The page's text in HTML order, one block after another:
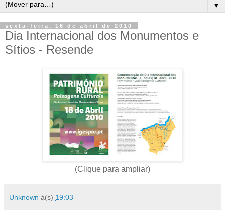
▼
sexta-feira, 16 de abril de 2010
Dia Internacional dos Monumentos e
Sítios - Resende
(Clique para ampliar)
Unknown à(s) 19:03